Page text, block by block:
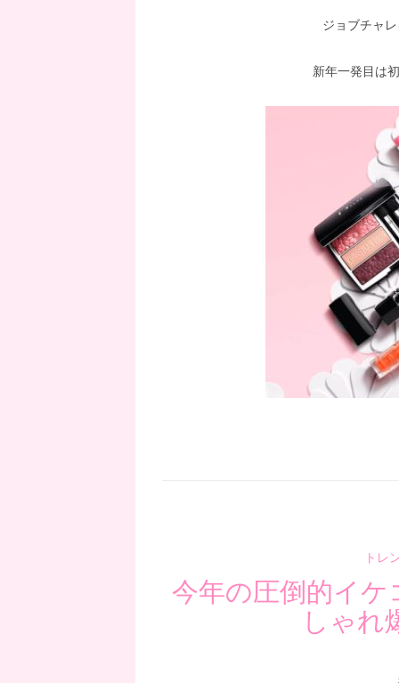
ジョブチャ
新年一発目は
トレ
今年の圧倒的イ
しゃれ